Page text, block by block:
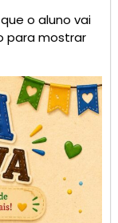
o aluno vai
para mostrar